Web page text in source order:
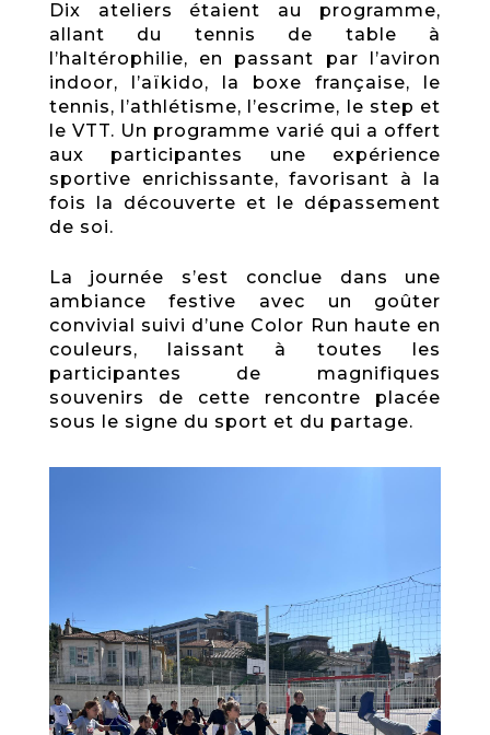
Dix ateliers étaient au programme,
allant du tennis de table à
l’haltérophilie, en passant par l’aviron
indoor, l’aïkido, la boxe française, le
tennis, l’athlétisme, l’escrime, le step et
le VTT. Un programme varié qui a offert
aux participantes une expérience
sportive enrichissante, favorisant à la
fois la découverte et le dépassement
de soi.
La journée s’est conclue dans une
ambiance festive avec un goûter
convivial suivi d’une Color Run haute en
couleurs, laissant à toutes les
participantes de magnifiques
souvenirs de cette rencontre placée
sous le signe du sport et du partage.